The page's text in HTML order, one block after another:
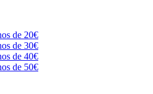
de 20€
de 30€
de 40€
de 50€